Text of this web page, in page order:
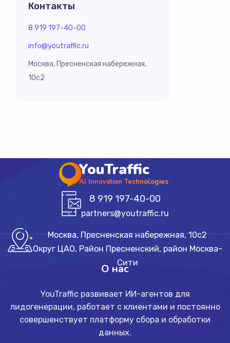
Контакты
8 919 197-40-00
info@youtraffic.ru
Москва, Пресненская набережная,
10с2
YouTraffic
AI Innovation Technologies
8 919 197-40-00
partners@youtraffic.ru
Москва, Пресненская набережная, 10с2
Округ ЦАО, Район Пресненский, район Москва-
Сити
О нас
YouTraffic развивает ИИ-агентов для
лидогенерации, работает с клиентами и постоянно
совершенствует платформу сбора и обработки
данных.